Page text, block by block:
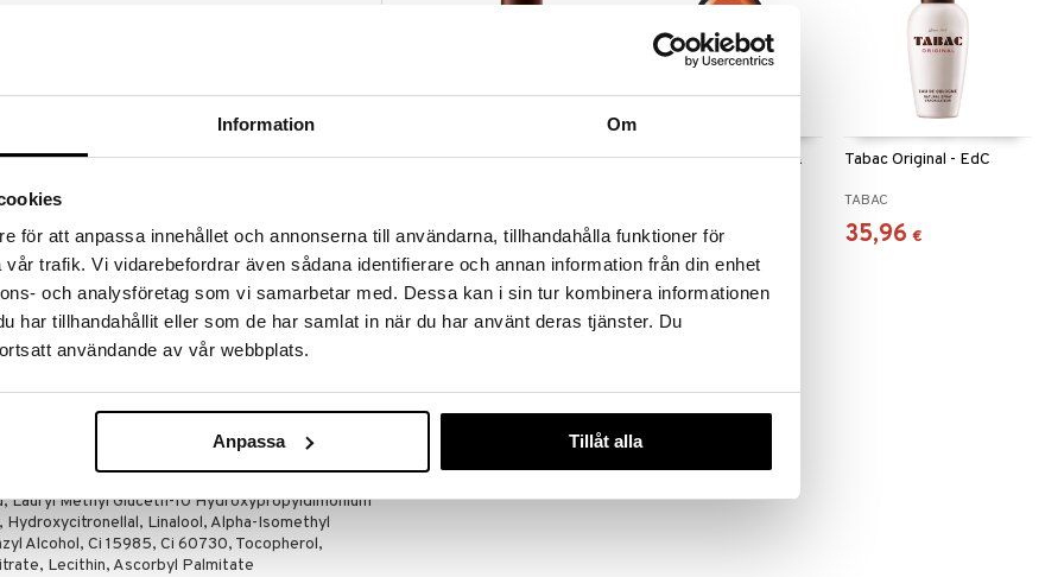
Information Om
för att anpassa innehållet och annonserna till användarna, tillhandahålla funktioner för
trafik. Vi vidarebefordrar även sådana identifierare och annan information från din enhet
och analysföretag som vi samarbetar med. Dessa kan i sin tur kombinera informationen
har tillhandahållit eller som de har samlat in när du har använt deras tjänster. Du
användande av vår webbplats.
Anpassa Tillåt alla
& Conditioner sisältää hellävaraisia
partakasvuille sekä kasvojen iholle.
ja salisyylihapon kanssa tämä tuote kosteuttaa
kosteaan partaan, hiero varovasti vaahto,
huolellisesti.
Betaine, Glycerin, Sodium Chloride,
(Parfum), Ppg-1-Peg-9 Lauryl Glycol Ether,
Lauryl Methyl Gluceth-10 Hydroxypropyldimonium
Linalool, Alpha-Isomethyl
Alcohol, Ci 15985, Ci 60730, Tocopherol,
Lecithin, Ascorbyl Palmitate
Tabac Original -
15,95 €
Tabac Original - Bath &
18,95 €
Tabac Original - EdC
TABAC
35,96 €